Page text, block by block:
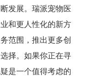
发展。瑞派宠物医
和更人性化的新方
范围，推出更多创
择。如果你正在寻
是一个值得考虑的